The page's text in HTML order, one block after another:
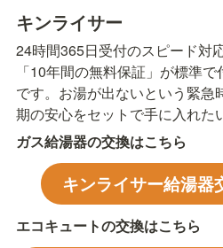
キンライサー
24時間365日受付のスピード対
「10年間の無料保証」が標準
です。お湯が出ないという緊急
期の安心をセットで手に入れた
ガス給湯器の交換はこちら
キンライサー給湯器
エコキュートの交換はこちら